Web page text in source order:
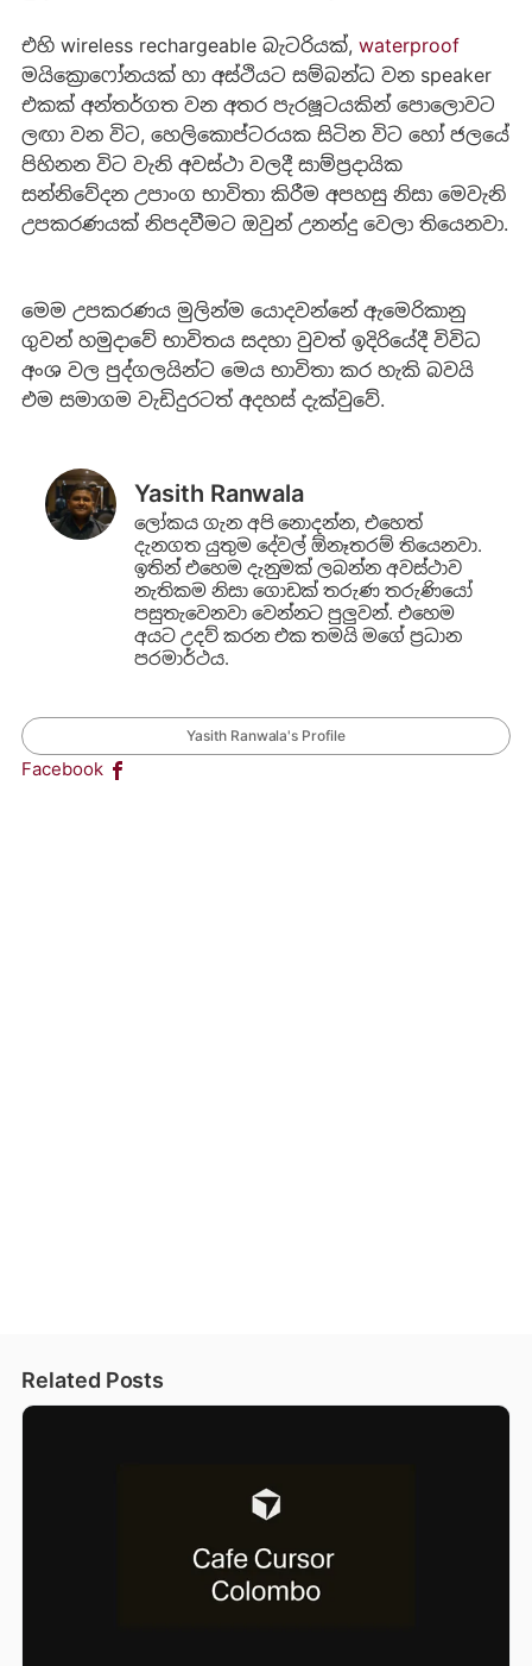
එහි wireless rechargeable බැටරියක්, waterproof
මයික්‍රොෆෝනයක් හා අස්ථියට සම්බන්ධ වන speaker
එකක් අන්තර්ගත වන අතර පැරෂූටයකින් පොලොවට
ලඟා වන විට, හෙලිකොප්ටරයක සිටින විට හෝ ජලයේ
පිහිනන විට වැනි අවස්ථා වලදී සාම්ප්‍රදායික
සන්නිවේදන උපාංග භාවිතා කිරීම අපහසු නිසා මෙවැනි
උපකරණයක් නිපදවීමට ඔවුන් උනන්දු වෙලා තියෙනවා.
මෙම උපකරණය මුලින්ම යොදවන්නේ ඇමෙරිකානු
ගුවන් හමුදාවේ භාවිතය සදහා වුවත් ඉදිරියේදී විවිධ
අංශ වල පුද්ගලයින්ට මෙය භාවිතා කර හැකි බවයි
එම සමාගම වැඩිදුරටත් අදහස් දැක්වුවේ.
Yasith Ranwala
ලෝකය ගැන අපි නොදන්න, එහෙත්
දැනගත යුතුම දේවල් ඕනෑතරම් තියෙනවා.
ඉතින් එහෙම දැනුමක් ලබන්න අවස්ථාව
නැතිකම නිසා ගොඩක් තරුණ තරුණියෝ
පසුතැවෙනවා වෙන්නට පුලුවන්. එහෙම
අයට උදව් කරන එක තමයි මගේ ප්‍රධාන
පරමාර්ථය.
Yasith Ranwala's Profile
Facebook
Related Posts